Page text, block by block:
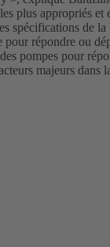
plus appropriés et
spécifications de
répondre ou
pompes pour
majeurs dans